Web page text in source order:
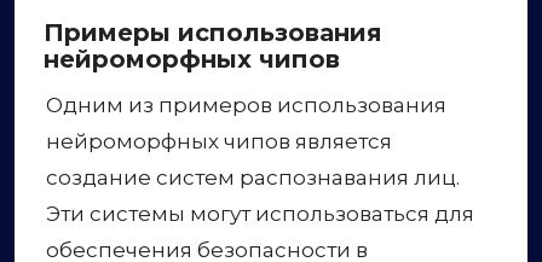
Примеры использования
нейроморфных чипов
Одним из примеров использования
нейроморфных чипов является
создание систем распознавания лиц.
Эти системы могут использоваться для
обеспечения безопасности в